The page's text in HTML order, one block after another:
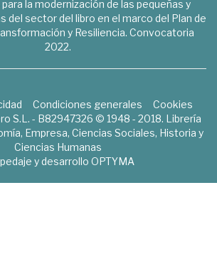
la modernización de las pequeñas y
del sector del libro en el marco del Plan de
y Resiliencia. Convocatoria
2022.
Condiciones generales
Cookies
S.L. - B82947326 © 1948 - 2018. Librería
Empresa, Ciencias Sociales, Historia y
Ciencias Humanas
y desarrollo OPTYMA